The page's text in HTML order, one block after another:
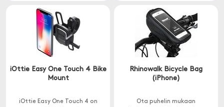
iOttie Easy One Touch 4 Bike
Mount
iOttie Easy One Touch 4 on
Rhinowalk Bicycle Bag
(iPhone)
Ota puhelin mukaan